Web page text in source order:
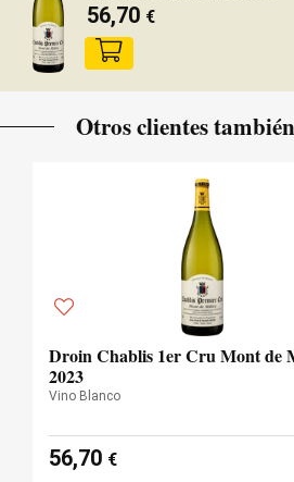
56,70 €
Otros clientes
Droin Chablis 1er Cru Mont de
2023
Vino Blanco
56,70 €